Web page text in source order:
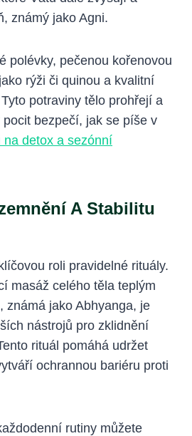
známý jako Agni.
polévky, pečenou kořenovou
rýži či quinou a kvalitní
potraviny tělo prohřejí a
bezpečí, jak se píše v
na detox a sezónní
A Stabilitu
roli pravidelné rituály.
masáž celého těla teplým
známá jako Abhyanga, je
nástrojů pro zklidnění
rituál pomáhá udržet
ochrannou bariéru proti
rutiny můžete